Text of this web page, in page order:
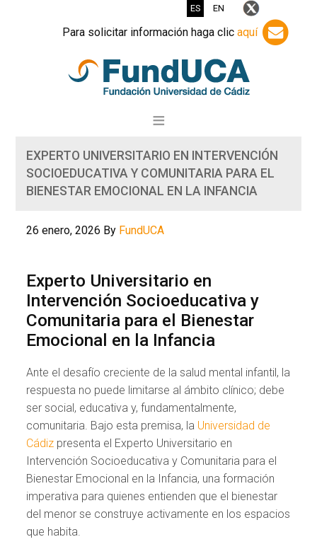
ES EN
Para solicitar información haga clic aquí
EXPERTO UNIVERSITARIO EN INTERVENCIÓN
SOCIOEDUCATIVA Y COMUNITARIA PARA EL
BIENESTAR EMOCIONAL EN LA INFANCIA
26 enero, 2026 By FundUCA
Experto Universitario en
Intervención Socioeducativa y
Comunitaria para el Bienestar
Emocional en la Infancia
Ante el desafío creciente de la salud mental infantil, la
respuesta no puede limitarse al ámbito clínico; debe
ser social, educativa y, fundamentalmente,
comunitaria. Bajo esta premisa, la Universidad de
Cádiz presenta el Experto Universitario en
Intervención Socioeducativa y Comunitaria para el
Bienestar Emocional en la Infancia, una formación
imperativa para quienes entienden que el bienestar
del menor se construye activamente en los espacios
que habita.